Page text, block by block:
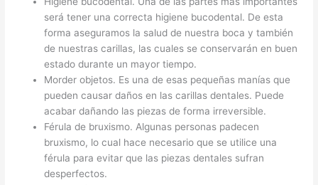
será tener una correcta higiene bucodental. De esta
forma aseguramos la salud de nuestra boca y también
de nuestras carillas, las cuales se conservarán en buen
estado durante un mayor tiempo.
Morder objetos. Es una de esas pequeñas manías que
pueden causar daños en las carillas dentales. Puede
acabar dañando las piezas de forma irreversible.
Férula de bruxismo. Algunas personas padecen
bruxismo, lo cual hace necesario que se utilice una
férula para evitar que las piezas dentales sufran
desperfectos.